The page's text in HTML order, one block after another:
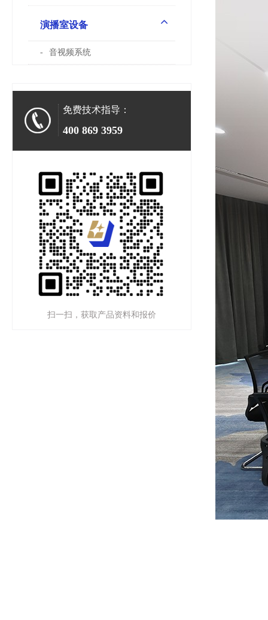
演播室设备
音视频系统
免费技术指导：
400 869 3959
扫一扫，获取产品资料和报价